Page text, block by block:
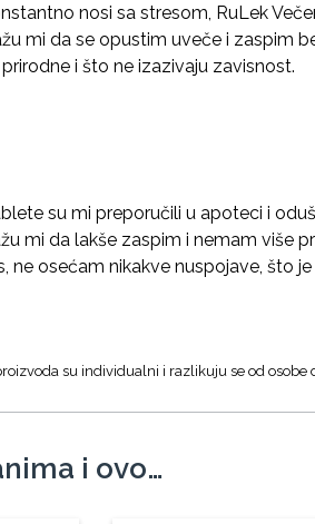
nosi sa stresom, RuLek
mi da se opustim uveče i zaspim
i što ne izazivaju zavisnost.
su mi preporučili u apoteci i
mi da lakše zaspim i nemam više
ne osećam nikakve nuspojave, što
su individualni i razlikuju se od osobe
i ovo…